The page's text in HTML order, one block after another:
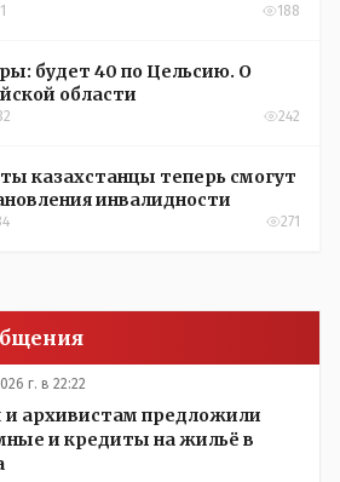
188
будет 40 по Цельсию. О
области
242
казахстанцы теперь смогут
инвалидности
271
г. в 22:22
архивистам предложили
и кредиты на жильё в